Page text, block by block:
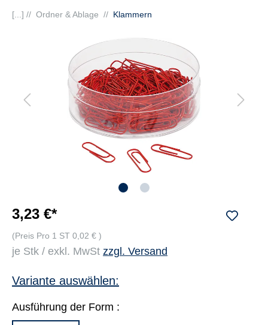
[...] // Ordner & Ablage // Klammern
3,23 €*
(Preis Pro 1 ST 0,02 € )
je Stk / exkl. MwSt zzgl. Versand
Variante auswählen:
Ausführung der Form :